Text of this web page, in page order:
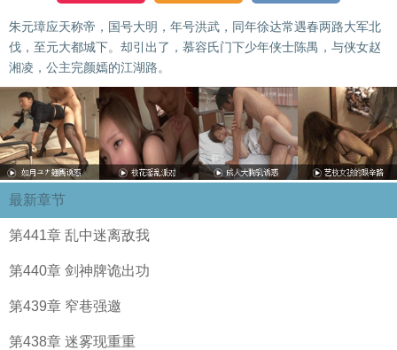
朱元璋应天称帝，国号大明，年号洪武，同年徐达常遇春两路大军北
伐，至元大都城下。却引出了，慕容氏门下少年侠士陈禺，与侠女赵
湘凌，公主完颜嫣的江湖路。
最新章节
第441章 乱中迷离敌我
第440章 剑神牌诡出功
第439章 窄巷强邀
第438章 迷雾现重重